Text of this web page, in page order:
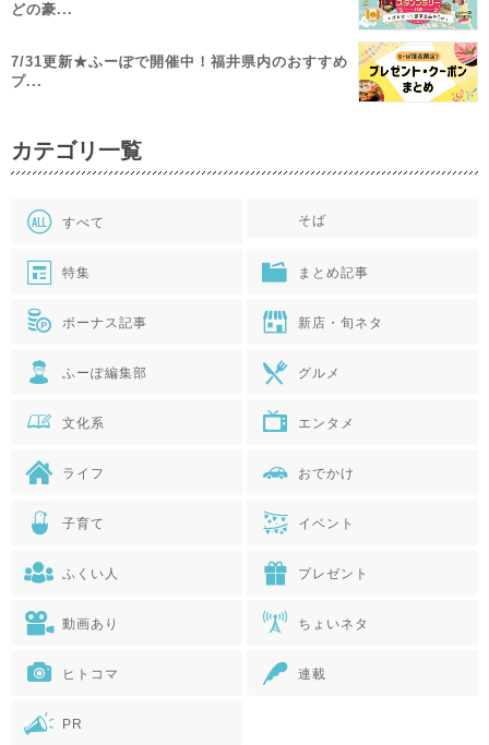
どの豪...
7/31更新★ふーぽで開催中！福井県内のおすすめ
プ...
カテゴリ一覧
すべて そば
特集 まとめ記事
ボーナス記事 新店・旬ネタ
ふーぽ編集部 グルメ
文化系 エンタメ
ライフ おでかけ
子育て イベント
ふくい人 プレゼント
動画あり ちょいネタ
ヒトコマ 連載
PR